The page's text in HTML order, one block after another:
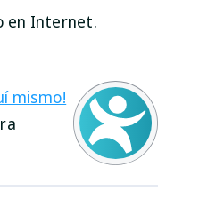
en Internet.
mismo!